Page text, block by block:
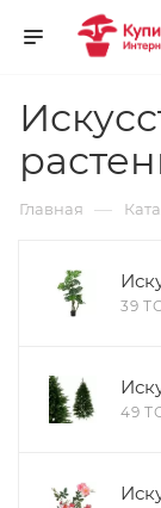
Главная —
39
49